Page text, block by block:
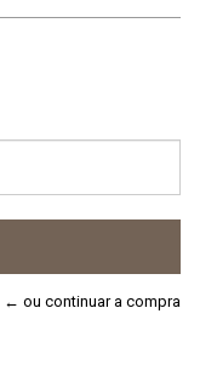
← ou continuar a compra